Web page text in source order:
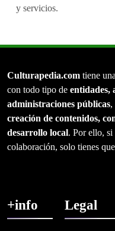
y servicios.
Culturapedia.com tiene
con todo tipo de entidades,
administraciones públicas,
creación de contenidos,
desarrollo local. Por ello, si
colaboración, solo tienes que
+info Legal